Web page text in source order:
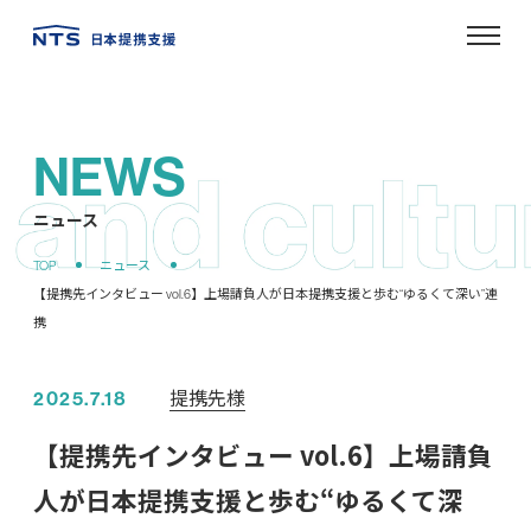
NEWS
ニュース
2025.7.18 提携先様
【提携先インタビュー vol.6】上場請負
人が日本提携支援と歩む“ゆるくて深